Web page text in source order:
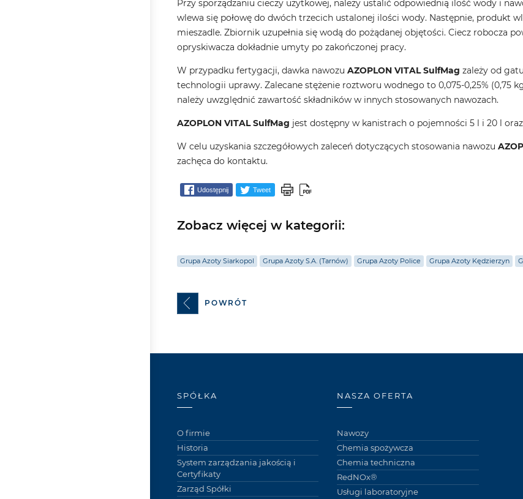
Przy sporządzaniu cieczy użytkowej, należy ustalić odpowiednią ilość wody i
wlewa się połowę do dwóch trzecich ustalonej ilości wody. Następnie, produkt
mieszadle. Zbiornik uzupełnia się wodą do pożądanej objętości. Ciecz robocza
opryskiwacza dokładnie umyty po zakończonej pracy.
W przypadku fertygacji, dawka nawozu AZOPLON VITAL SulfMag zależy od
technologii uprawy. Zalecane stężenie roztworu wodnego to 0,075-0,25% (0,75
należy uwzględnić zawartość składników w innych stosowanych nawozach.
AZOPLON VITAL SulfMag jest dostępny w kanistrach o pojemności 5 l i 20 l
W celu uzyskania szczegółowych zaleceń dotyczących stosowania nawozu
zachęca do kontaktu.
Udostępnij Tweet
Zobacz więcej w kategorii:
Grupa Azoty Siarkopol Grupa Azoty S.A. (Tarnów) Grupa Azoty Police Grupa Azoty Kędzierzyn
POWRÓT
SPÓŁKA
O firmie
Historia
System zarządzania jakością i
Certyfikaty
Zarząd Spółki
NASZA OFERTA
Nawozy
Chemia spożywcza
Chemia techniczna
RedNOx®
Usługi laboratoryjne